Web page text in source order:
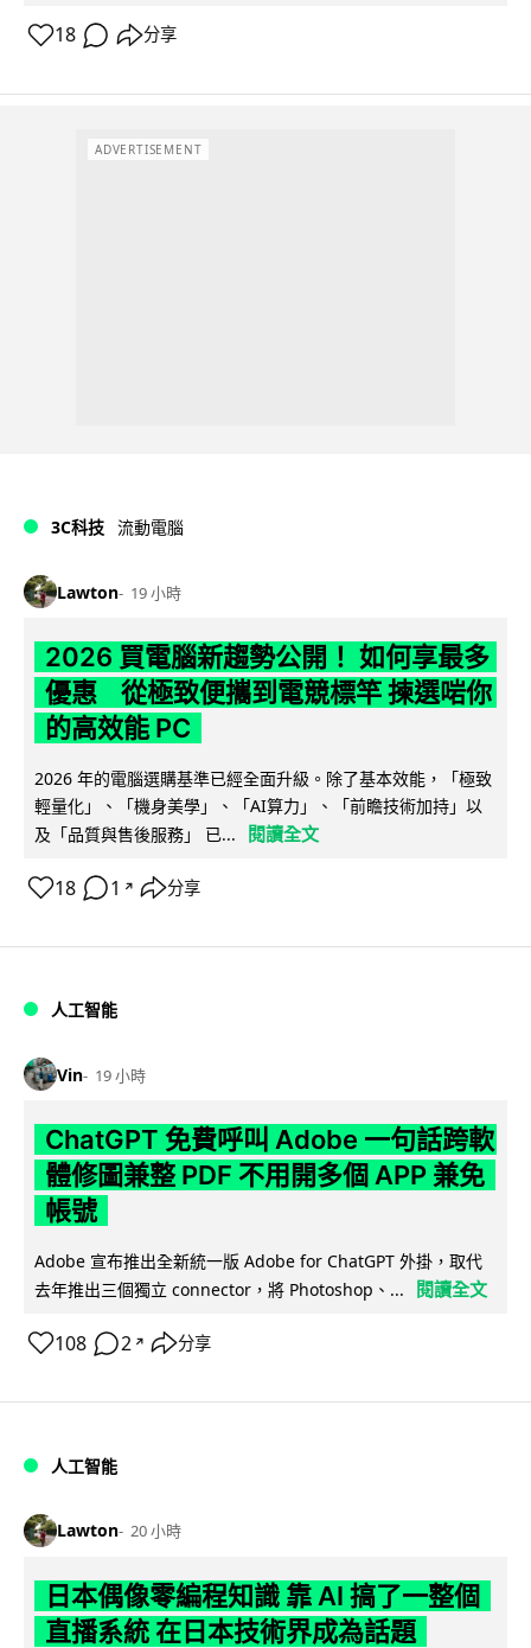
18 分享
ADVERTISEMENT
3C科技 流動電腦
Lawton 19 小時
2026 買電腦新趨勢公開！ 如何享最多
優惠 從極致便攜到電競標竿 揀選啱你
的高效能 PC
2026 年的電腦選購基準已經全面升級。除了基本效能，「極致
輕量化」、「機身美學」、「AI算力」、「前瞻技術加持」以
及「品質與售後服務」 已...
閱讀全文
18 1 ↗ 分享
人工智能
Vin 19 小時
ChatGPT 免費呼叫 Adobe 一句話跨軟
體修圖兼整 PDF 不用開多個 APP 兼免
帳號
Adobe 宣布推出全新統一版 Adobe for ChatGPT 外掛，取代
去年推出三個獨立 connector，將 Photoshop、...
閱讀全文
108 2 ↗ 分享
人工智能
Lawton 20 小時
日本偶像零編程知識 靠 AI 搞了一整個
直播系統 在日本技術界成為話題